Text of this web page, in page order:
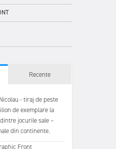
Recente
- tiraj de peste
de exemplare la
jocurile sale –
din continente.
Front